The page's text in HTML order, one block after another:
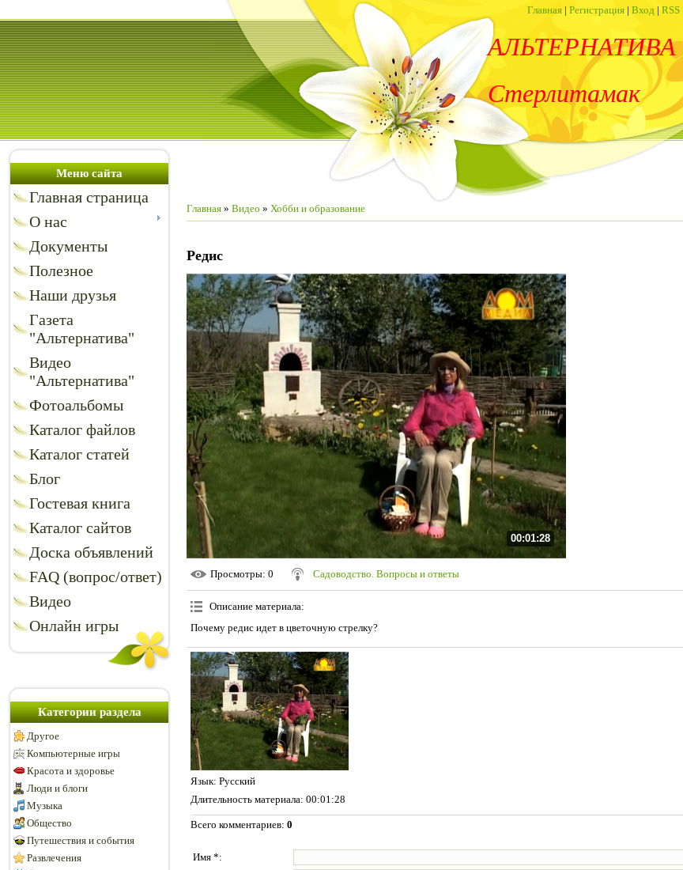
Главная | Регистрация | Вход | RSS
АЛЬТЕРНАТИВА
Стерлитамак
Меню сайта
Главная страница
О нас
Документы
Полезное
Наши друзья
Газета
"Альтернатива"
Видео
"Альтернатива"
Фотоальбомы
Каталог файлов
Каталог статей
Блог
Гостевая книга
Каталог сайтов
Доска объявлений
FAQ (вопрос/ответ)
Видео
Онлайн игры
Категории раздела
Другое
Компьютерные игры
Красота и здоровье
Люди и блоги
Музыка
Общество
Путешествия и события
Развлечения
Главная » Видео » Хобби и образование
Редис
00:01:28
Просмотры: 0 Садоводство. Вопросы и ответы
Описание материала:
Почему редис идет в цветочную стрелку?
Язык: Русский
Длительность материала: 00:01:28
Всего комментариев: 0
Имя *: